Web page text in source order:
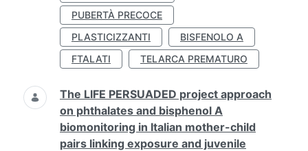
PUBERTÀ PRECOCE
PLASTICIZZANTI
BISFENOLO A
FTALATI
TELARCA PREMATURO
The LIFE PERSUADED project approach
on phthalates and bisphenol A
biomonitoring in Italian mother-child
pairs linking exposure and juvenile